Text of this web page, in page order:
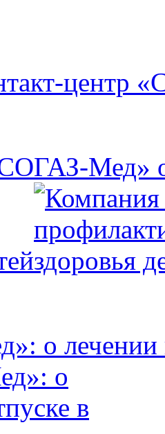
центр
Мед»
о лечении